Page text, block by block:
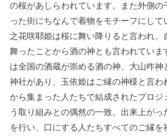
の桜があしらわれています。また外側の
った街にちなんで着物をモチーフにして
之花咲耶姫は桜に舞い降りると言われ、
舞ったことから酒の神とも言われていま
は全国の酒蔵が崇める酒の神、大山咋神
神社があり、玉依姫はご縁の神様と言わ
から集まった人たちで結成されたプロジ
う取り組みとの偶然の一致。出来上がっ
を行い、口にする人たちすべてのご縁を